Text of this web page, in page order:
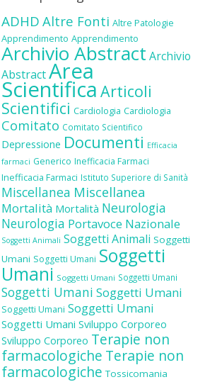
ADHD Altre Fonti Altre Patologie
Apprendimento Apprendimento
Archivio Abstract Archivio
AbstractArea
Scientifica Articoli
Scientifici Cardiologia Cardiologia
Comitato Comitato Scientifico
Depressione Documenti Efficacia
farmaci Generico Inefficacia Farmaci
Inefficacia Farmaci Istituto Superiore di Sanità
Miscellanea Miscellanea
Mortalità Mortalità Neurologia
Neurologia Portavoce Nazionale
Soggetti Animali Soggetti Animali Soggetti
Umani Soggetti Umani Soggetti
Umani Soggetti Umani Soggetti Umani
Soggetti Umani Soggetti Umani
Soggetti Umani Soggetti Umani
Soggetti Umani Sviluppo Corporeo
Sviluppo Corporeo Terapie non
farmacologiche Terapie non
farmacologiche Tossicomania